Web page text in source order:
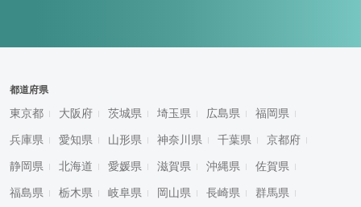
都道府県
東京都 大阪府 茨城県 埼玉県 広島県 福岡県
兵庫県 愛知県 山形県 神奈川県 千葉県 京都府
静岡県 北海道 愛媛県 滋賀県 沖縄県 佐賀県
福島県 栃木県 岐阜県 岡山県 長崎県 群馬県